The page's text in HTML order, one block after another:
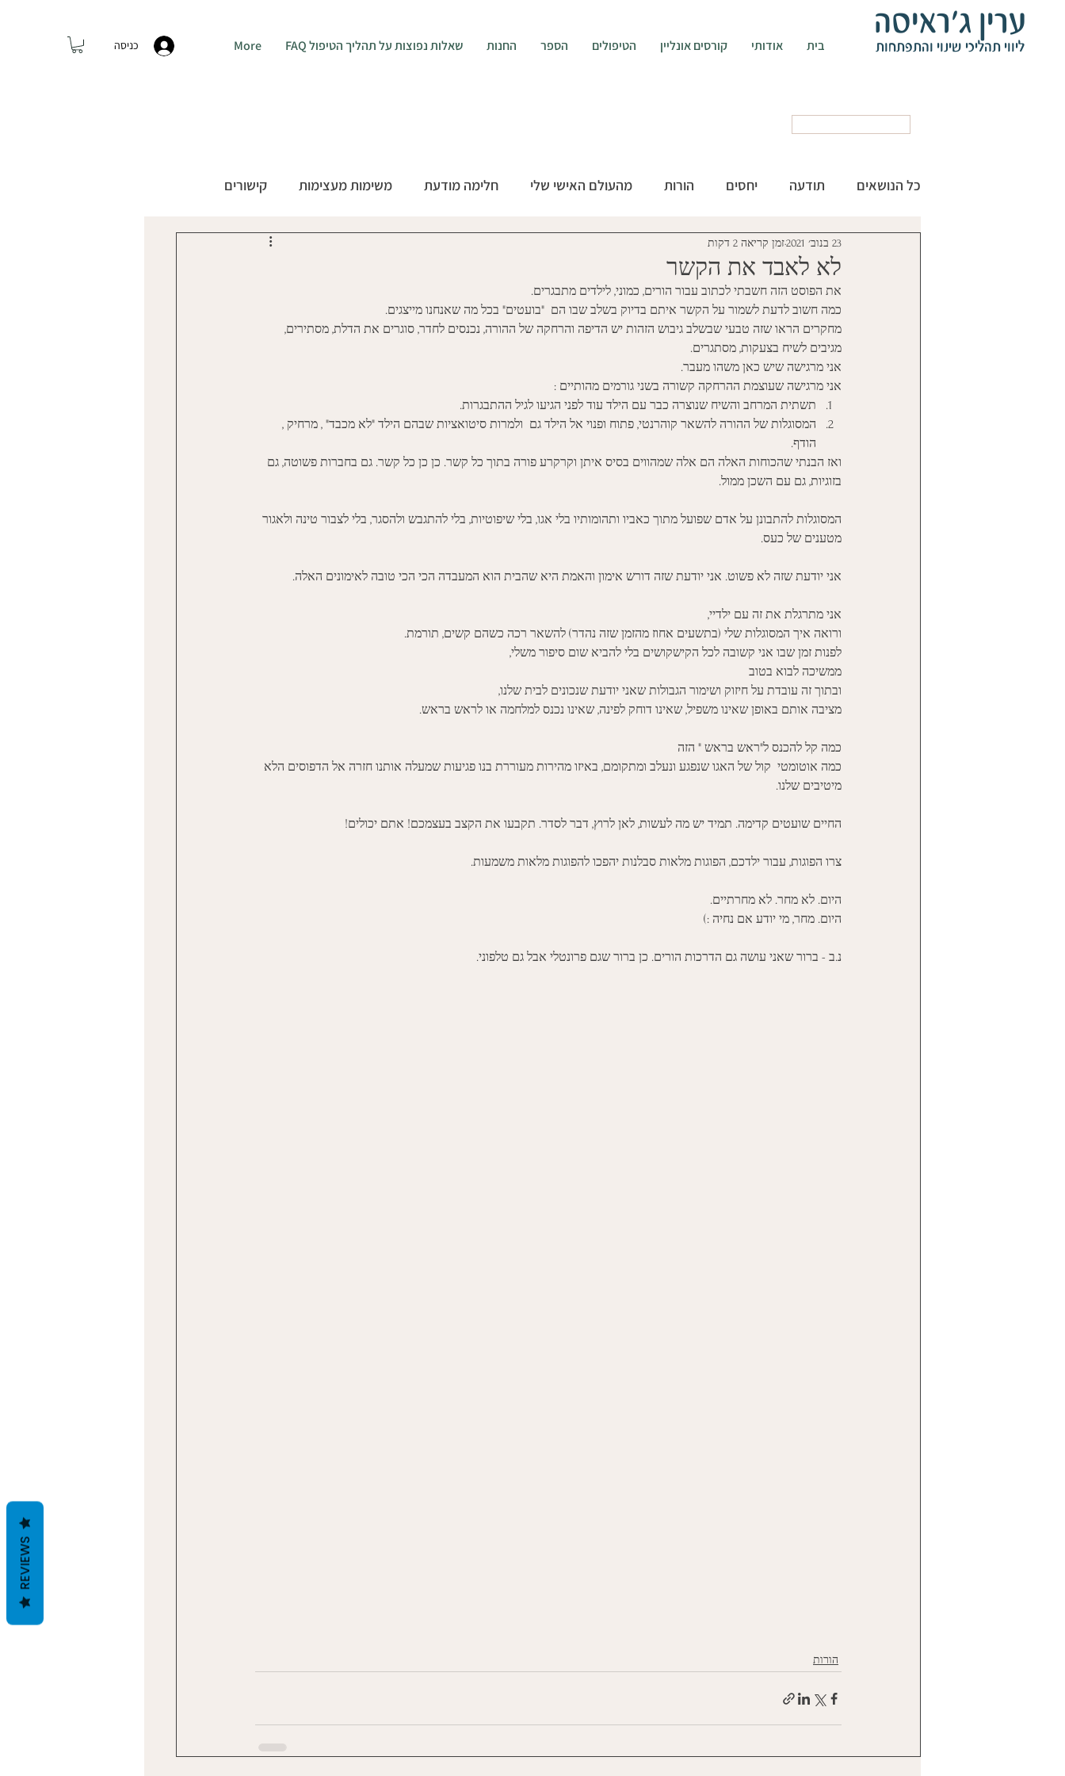
כניסה בית אודותי קורסים אונליין הטיפולים הספר החנות שאלות נפוצות על תהליך הטיפול FAQ More
ערין ג'ראיסה
ליווי תהליכי שינוי והתפתחות
כל הנושאים תודעה יחסים הורות מהעולם האישי שלי חלימה מודעת משימות מעצימות קישורים
להיות אישה
לא לאבד את הקשר
23 בנוב׳ 2021 זמן קריאה 2 דקות
את הפוסט הזה חשבתי לכתוב עבור הורים, כמוני, לילדים מתבגרים.
כמה חשוב לדעת לשמור על הקשר איתם בדיוק בשלב שבו הם  "בועטים" בכל מה שאנחנו מייצגים.
מחקרים הראו שזה טבעי שבשלב גיבוש הזהות יש הדיפה והרחקה של ההורה, נכנסים לחדר, סוגרים את הדלת, מסתירים,
מגיבים לשיח בצעקות, מסתגרים.
אני מרגישה שיש כאן משהו מעבר.
אני מרגישה שעוצמת ההרחקה קשורה בשני גורמים מהותיים :
תשתית המרחב והשיח שנוצרה כבר עם הילד עוד לפני הגיעו לגיל ההתבגרות.
המסוגלות של ההורה להשאר קוהרנטי, פתוח ופנוי אל הילד גם  ולמרות סיטואציות שבהם הילד "לא מכבד" , מרחיק ,
הודף.
ואז הבנתי שהכוחות האלה הם אלה שמהווים בסיס איתן וקרקרע פורה בתוך כל קשר. כן כן כל קשר. גם בחברות פשוטה, גם
בזוגיות, גם עם השכן ממול.
המסוגלות להתבונן על אדם שפועל מתוך כאביו ותהומותיו בלי אגו, בלי שיפוטיות, בלי להתגבש ולהסגר, בלי לצבור טינה ולאגור
מטענים של כעס.
אני יודעת שזה לא פשוט. אני יודעת שזה דורש אימון והאמת היא שהבית הוא המעבדה הכי הכי טובה לאימונים האלה.
אני מתרגלת את זה עם ילדיי,
ורואה איך המסוגלות שלי (בתשעים אחוז מהזמן שזה נהדר) להשאר רכה כשהם קשים, תורמת.
לפנות זמן שבו אני קשובה לכל הקישקושים בלי להביא שום סיפור משלי,
ממשיכה לבוא בטוב
ובתוך זה עובדת על חיזוק ושימור הגבולות שאני יודעת שנכונים לבית שלנו,
מציבה אותם באופן שאינו משפיל, שאינו דוחק לפינה, שאינו נכנס למלחמה או לראש בראש.
כמה קל להכנס ל"ראש בראש " הזה
כמה אוטומטי  קול של האגו שנפגע ונעלב ומתקומם, באיזו מהירות מעוררת בנו פגיעות שמעלה אותנו חזרה אל הדפוסים הלא
מיטיבים שלנו.
החיים שועטים קדימה. תמיד יש מה לעשות, לאן לרוץ, דבר לסדר. תקבעו את הקצב בעצמכם! אתם יכולים!
צרו הפוגות, עבור ילדכם, הפוגות מלאות סבלנות יהפכו להפוגות מלאות משמעות.
היום. לא מחר. לא מחרתיים.
היום. מחר, מי יודע אם נחיה :)
נ.ב - ברור שאני עושה גם הדרכות הורים. כן ברור שגם פרונטלי אבל גם טלפוני.
הורות
REVIEWS